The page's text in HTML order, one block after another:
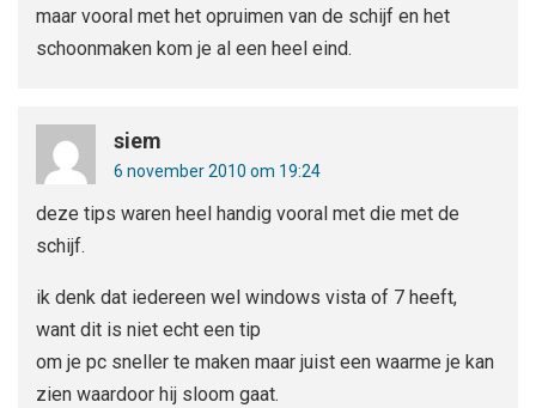
maar vooral met het opruimen van de schijf en het
schoonmaken kom je al een heel eind.
siem
6 november 2010 om 19:24
deze tips waren heel handig vooral met die met de
schijf.
ik denk dat iedereen wel windows vista of 7 heeft,
want dit is niet echt een tip
om je pc sneller te maken maar juist een waarme je kan
zien waardoor hij sloom gaat.